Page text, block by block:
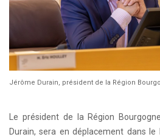
Jérôme Durain, président de la Région
Le président de la Région
Durain, sera en déplacement dans